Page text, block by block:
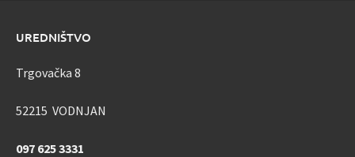
UREDNIŠTVO
Trgovačka 8
52215 VODNJAN
097 625 3331